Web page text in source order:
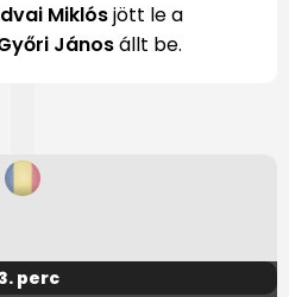
Miklósjött le a
Jánosállt be.
perc